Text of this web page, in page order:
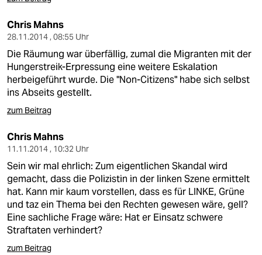
Chris Mahns
28.11.2014 , 08:55 Uhr
Die Räumung war überfällig, zumal die Migranten mit der
Hungerstreik-Erpressung eine weitere Eskalation
herbeigeführt wurde. Die "Non-Citizens" habe sich selbst
ins Abseits gestellt.
zum Beitrag
Chris Mahns
11.11.2014 , 10:32 Uhr
Sein wir mal ehrlich: Zum eigentlichen Skandal wird
gemacht, dass die Polizistin in der linken Szene ermittelt
hat. Kann mir kaum vorstellen, dass es für LINKE, Grüne
und taz ein Thema bei den Rechten gewesen wäre, gell?
Eine sachliche Frage wäre: Hat er Einsatz schwere
Straftaten verhindert?
zum Beitrag